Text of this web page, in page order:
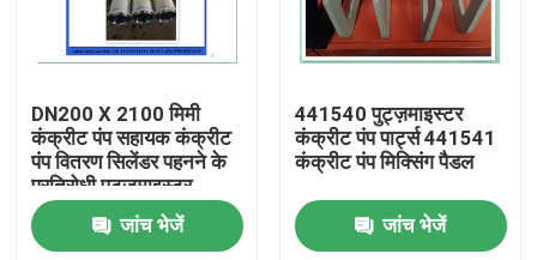
फैक्टरी यात्रा
गुणवत्ता नियंत्रण
DN200 X 2100 मिमी
कंक्रीट पंप सहायक कंक्रीट
पंप वितरण सिलेंडर पहनने के
प्रतिरोधी पुट्ज़माइस्टर
जांच भेजें
441540 पुट्ज़माइस्टर
कंक्रीट पंप पार्ट्स 441541
कंक्रीट पंप मिक्सिंग पैडल
जांच भेजें